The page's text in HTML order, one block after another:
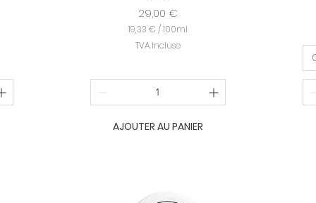
Prix
29,00 €
19,33 € /100ml
9
3
€
a
TVA Incluse
AJOUTER AU PANIER